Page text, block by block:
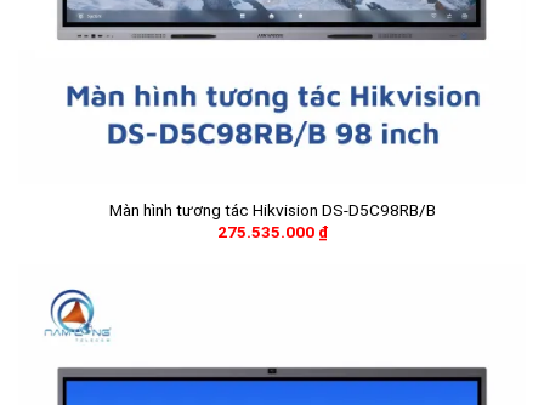
Màn hình tương tác Hikvision DS-D5C98RB/B
275.535.000 ₫